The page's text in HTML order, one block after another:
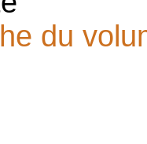
du